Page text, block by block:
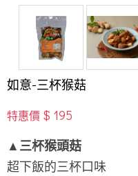
如意-三杯猴菇
特惠價 $ 195
▲三杯猴頭菇
超下飯的三杯口味